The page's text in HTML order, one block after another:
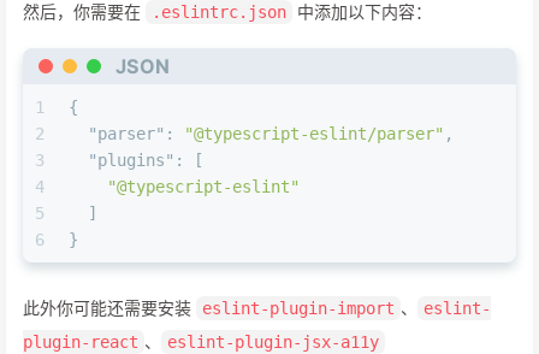
然后，你需要在 .eslintrc.json 中添加以下内容：
JSON
1
2
3
4
5
6
{
"parser" : "@typescript-eslint/parser" ,
"plugins" :
[
"@typescript-eslint"
]
}
此外你可能还需要安装 eslint-plugin-import 、
eslint-
plugin-react 、 eslint-plugin-jsx-a11y